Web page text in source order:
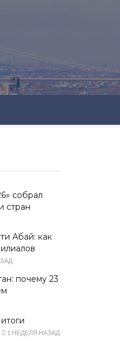
собрал
стран
Абай: как
почему 23
1 НЕДЕЛЯ НАЗАД